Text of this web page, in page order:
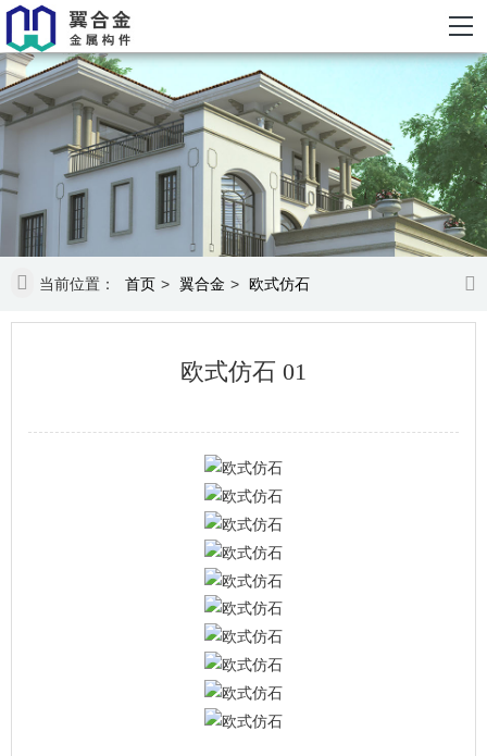
当前位置： 首页 > 翼合金 > 欧式仿石
欧式仿石 01